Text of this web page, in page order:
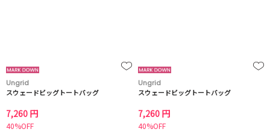
Ungrid
スウェードビッグトートバッグ
7,260 円
40%OFF
Ungrid
スウェードビッグトートバッグ
7,260 円
40%OFF